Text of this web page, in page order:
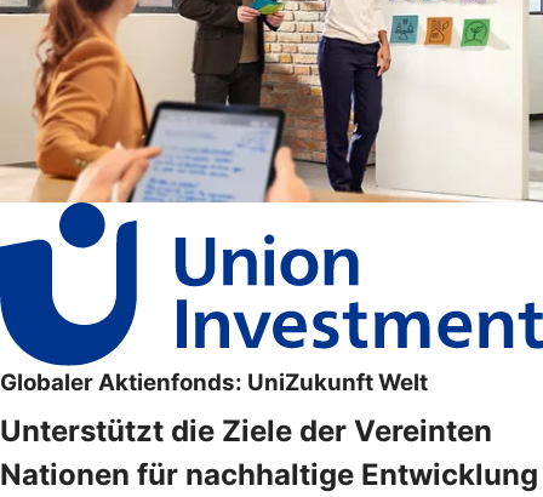
Globaler Aktienfonds: UniZukunft Welt
Unterstützt die Ziele der Vereinten
Nationen für nachhaltige Entwicklung